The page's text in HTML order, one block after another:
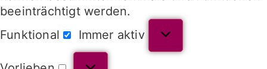
beeinträchtigt werden.
Funktional
Immer aktiv